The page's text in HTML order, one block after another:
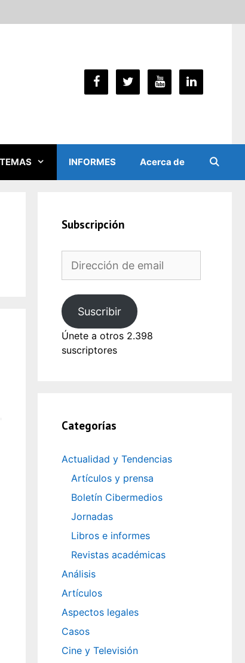
TEMAS INFORMES Acerca de
Subscripción
de
Suscribir
Únete a otros 2.398
suscriptores
Categorías
Actualidad y Tendencias
Artículos y prensa
Boletín Cibermedios
Jornadas
Libros e informes
Revistas académicas
Análisis
Artículos
Aspectos legales
Casos
Cine y Televisión